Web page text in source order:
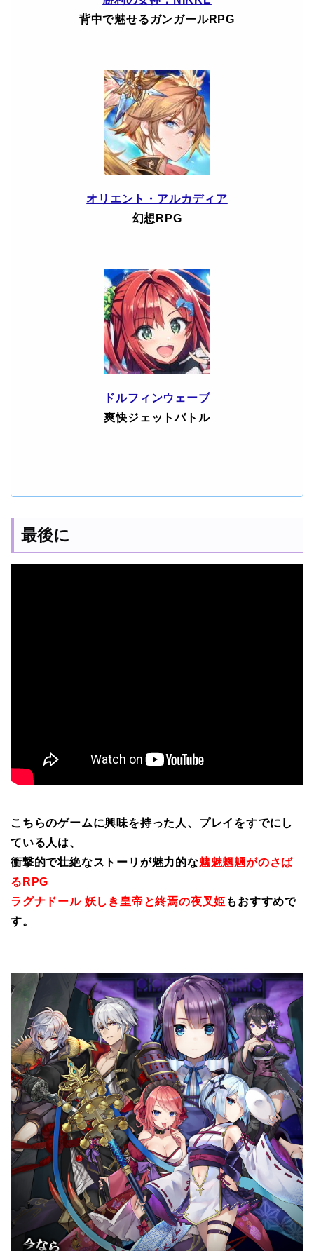
背中で魅せるガンガールRPG
オリエント・アルカディア
幻想RPG
ドルフィンウェーブ
爽快ジェットバトル
最後に
こちらのゲームに興味を持った人、プレイをすでにし
ている人は、
衝撃的で壮絶なストーリが魅力的な魑魅魍魎がのさば
るRPG
ラグナドール 妖しき皇帝と終焉の夜叉姫 もおすすめで
す。